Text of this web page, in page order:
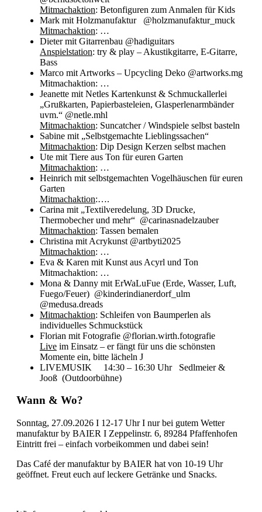
Mitmachaktion: Betonfiguren zum Anmalen für Kids
Mark mit Holzmanufaktur @holzmanufaktur_muck
Mitmachaktion: …
Dieter mit Gitarrenbau @hadiguitars
Anspielstation: try & play – Akustikgitarre, E-Gitarre,
Bass
Marco mit Artworks – Upcycling Deko @artworks.mg
Mitmachaktion: …
Jeanette mit Netles Kartenkunst & Schmuckallerlei
„Grußkarten, Papierbasteleien, Glasperlenarmbänder
uvm.“ @netle.mhl
Mitmachaktion: Suncatcher / Windspiele selbst basteln
Sabine mit „Selbstgemachte Lieblingssachen“
Mitmachaktion: Dip Design Kerzen selbst machen
Ute mit Tiere aus Ton für euren Garten
Mitmachaktion: …
Heinrich mit selbstgemachten Vogelhäuschen für euren
Garten
Mitmachaktion:….
Carina mit „Textilveredelung, 3D Drucke,
Thermobecher und mehr“ @carinasnadelzauber
Mitmachaktion: Tassen bemalen
Christina mit Acrykunst @artbyti2025
Mitmachaktion: …
Eva & Karen mit Kunst aus Acyrl und Ton
Mitmachaktion: …
Mona & Danny mit ErWaLuFue (Erde, Wasser, Luft,
Fuego/Feuer) @kinderindianerdorf_ulm
@medusa.dreads
Mitmachaktion: Schleifen von Baumperlen als
individuelles Schmuckstück
Florian mit Fotografie @florian.wirth.fotografie
Live im Einsatz – er fängt für uns die schönsten
Momente ein, bitte lächeln J
LIVEMUSIK 14:30 – 16:30 Uhr Sedlmeier &
Jooß (Outdoorbühne)
Wann & Wo?
Sonntag, 27.09.2026 I 12-17 Uhr I nur bei gutem Wetter
manufaktur by BAIER I Zeppelinstr. 6, 89284 Pfaffenhofen
Eintritt frei – einfach vorbeikommen und dabei sein!
Das Café der manufaktur by BAIER hat von 10-19 Uhr
geöffnet. Freut euch auf leckere Getränke und Snacks.